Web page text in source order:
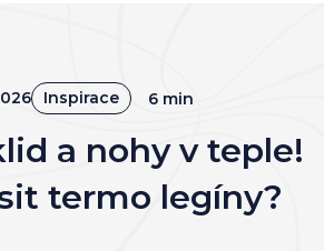
a nohy v teple!
termo legíny?
Inspirace 6 min